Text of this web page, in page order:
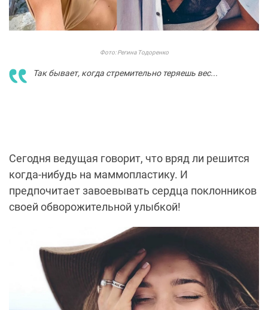
Фото: Регина Тодоренко
Так бывает, когда стремительно теряешь вес...
Сегодня ведущая говорит, что вряд ли решится
когда-нибудь на маммопластику. И
предпочитает завоевывать сердца поклонников
своей обворожительной улыбкой!